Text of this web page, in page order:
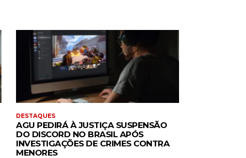
DESTAQUES
AGU PEDIRÁ À JUSTIÇA SUSPENSÃO
DO DISCORD NO BRASIL APÓS
INVESTIGAÇÕES DE CRIMES CONTRA
MENORES